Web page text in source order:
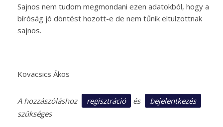
Sajnos nem tudom megmondani ezen adatokból, hogy a
bíróság jó döntést hozott-e de nem tűnik eltulzottnak
sajnos.
Kovacsics Ákos
A hozzászóláshoz regisztráció és
bejelentkezés
szükséges